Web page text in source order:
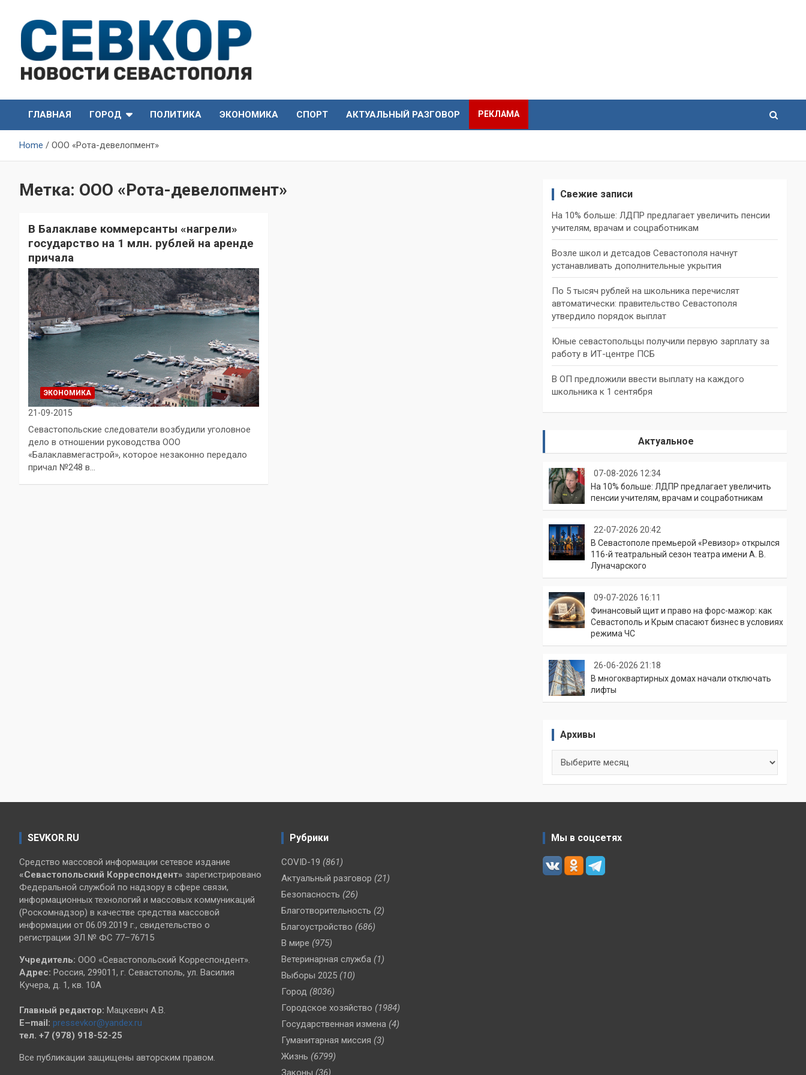
content
СевКор — Новости
Севастополя
Севастополя
ГЛАВНАЯ
ГОРОД ПОЛИТИКА ЭКОНОМИКА СПОРТ АКТУАЛЬНЫЙ РАЗГОВОР РЕКЛАМА
Home ООО «Рота-девелопмент»
Метка: ООО «Рота-девелопмент»
В Балаклаве коммерсанты «нагрели»
государство на 1 млн. рублей на аренде
причала
ЭКОНОМИКА
21-09-2015
Севастопольские следователи возбудили уголовное
дело в отношении руководства ООО
«Балаклавмегастрой», которое незаконно передало
причал №248 в…
Свежие записи
На 10% больше: ЛДПР предлагает увеличить пенсии
учителям, врачам и соцработникам
Возле школ и детсадов Севастополя начнут
устанавливать дополнительные укрытия
По 5 тысяч рублей на школьника перечислят
автоматически: правительство Севастополя
утвердило порядок выплат
Юные севастопольцы получили первую зарплату за
работу в ИТ-центре ПСБ
В ОП предложили ввести выплату на каждого
школьника к 1 сентября
Актуальное
07-08-2026 12:34
На 10% больше: ЛДПР предлагает увеличить
пенсии учителям, врачам и соцработникам
22-07-2026 20:42
В Севастополе премьерой «Ревизор» открылся
116-й театральный сезон театра имени А. В.
Луначарского
09-07-2026 16:11
Финансовый щит и право на форс-мажор: как
Севастополь и Крым спасают бизнес в условиях
режима ЧС
26-06-2026 21:18
В многоквартирных домах начали отключать
лифты
Архивы
SEVKOR.RU
Средство массовой информации сетевое издание
«Севастопольский Корреспондент» зарегистрировано
Федеральной службой по надзору в сфере связи,
информационных технологий и массовых коммуникаций
(Роскомнадзор) в качестве средства массовой
информации от 06.09.2019 г., свидетельство о
регистрации ЭЛ № ФС 77–76715
Учредитель: ООО «Севастопольский Корреспондент».
Адрес: Россия, 299011, г. Севастополь, ул. Василия
Кучера, д. 1, кв. 10А
Главный редактор: Мацкевич А.В.
E–mail: pressevkor@yandex.ru
тел. +7 (978) 918-52-25
Все публикации защищены авторским правом.
Рубрики
COVID-19 (861)
Актуальный разговор (21)
Безопасность (26)
Благотворительность (2)
Благоустройство (686)
В мире (975)
Ветеринарная служба (1)
Выборы 2025 (10)
Город (8036)
Городское хозяйство (1984)
Государственная измена (4)
Гуманитарная миссия (3)
Жизнь (6799)
Законы (36)
Мы в соцсетях